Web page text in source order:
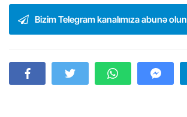
Bizim Telegram kanalımıza abunə olun